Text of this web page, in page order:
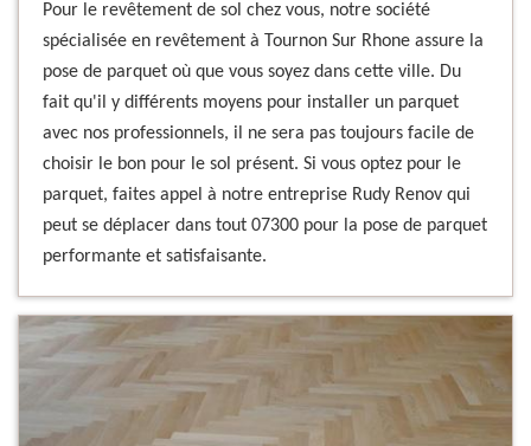
Pour le revêtement de sol chez vous, notre société
spécialisée en revêtement à Tournon Sur Rhone assure la
pose de parquet où que vous soyez dans cette ville. Du
fait qu'il y différents moyens pour installer un parquet
avec nos professionnels, il ne sera pas toujours facile de
choisir le bon pour le sol présent. Si vous optez pour le
parquet, faites appel à notre entreprise Rudy Renov qui
peut se déplacer dans tout 07300 pour la pose de parquet
performante et satisfaisante.